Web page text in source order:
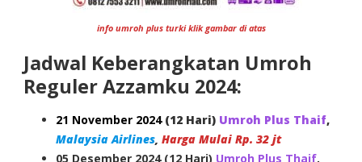
info umroh plus turki klik gambar di atas
Jadwal Keberangkatan Umroh
Reguler Azzamku 2024:
21 November 2024 (12 Hari) Umroh Plus Thaif,
Malaysia Airlines Harga Mulai Rp. 32 jt
05 Desember 2024 (12 Hari) Umroh Plus Thaif,